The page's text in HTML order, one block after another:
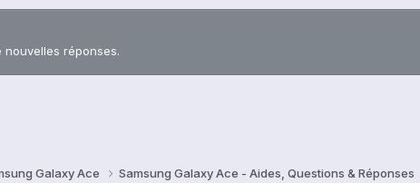
réponses.
Galaxy Ace Samsung Galaxy Ace - Aides, Questions & Réponses